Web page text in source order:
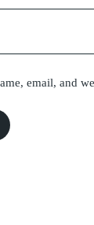
email, and